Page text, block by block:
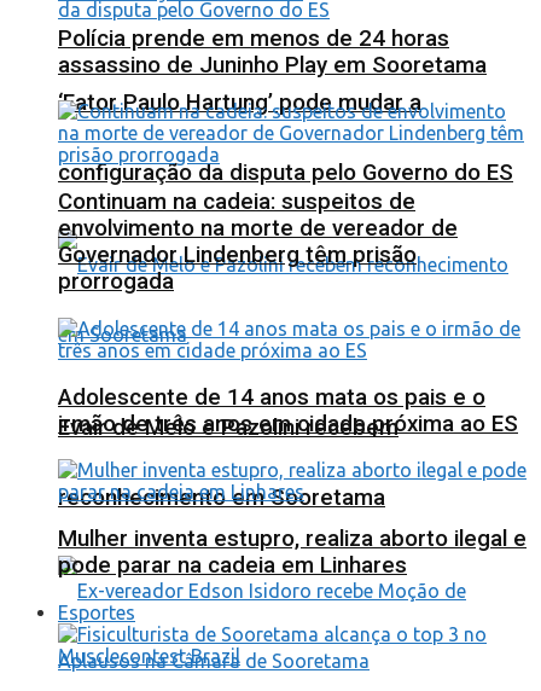
‘Fator Paulo Hartung’ pode mudar a
configuração da disputa pelo Governo do ES
Evair de Melo e Pazolini recebem
reconhecimento em Sooretama
Polícia prende em menos de 24 horas
assassino de Juninho Play em Sooretama
Continuam na cadeia: suspeitos de
envolvimento na morte de vereador de
Governador Lindenberg têm prisão
prorrogada
Adolescente de 14 anos mata os pais e o
irmão de três anos em cidade próxima ao ES
Mulher inventa estupro, realiza aborto ilegal e
pode parar na cadeia em Linhares
Esportes